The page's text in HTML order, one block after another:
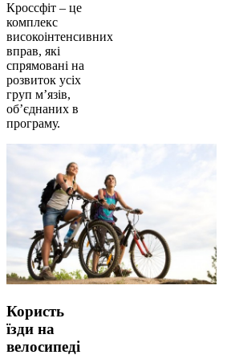
Кроссфіт – це
комплекс
високоінтенсивних
вправ, які
спрямовані на
розвиток усіх
груп м’язів,
об’єднаних в
програму.
Користь
їзди на
велосипеді